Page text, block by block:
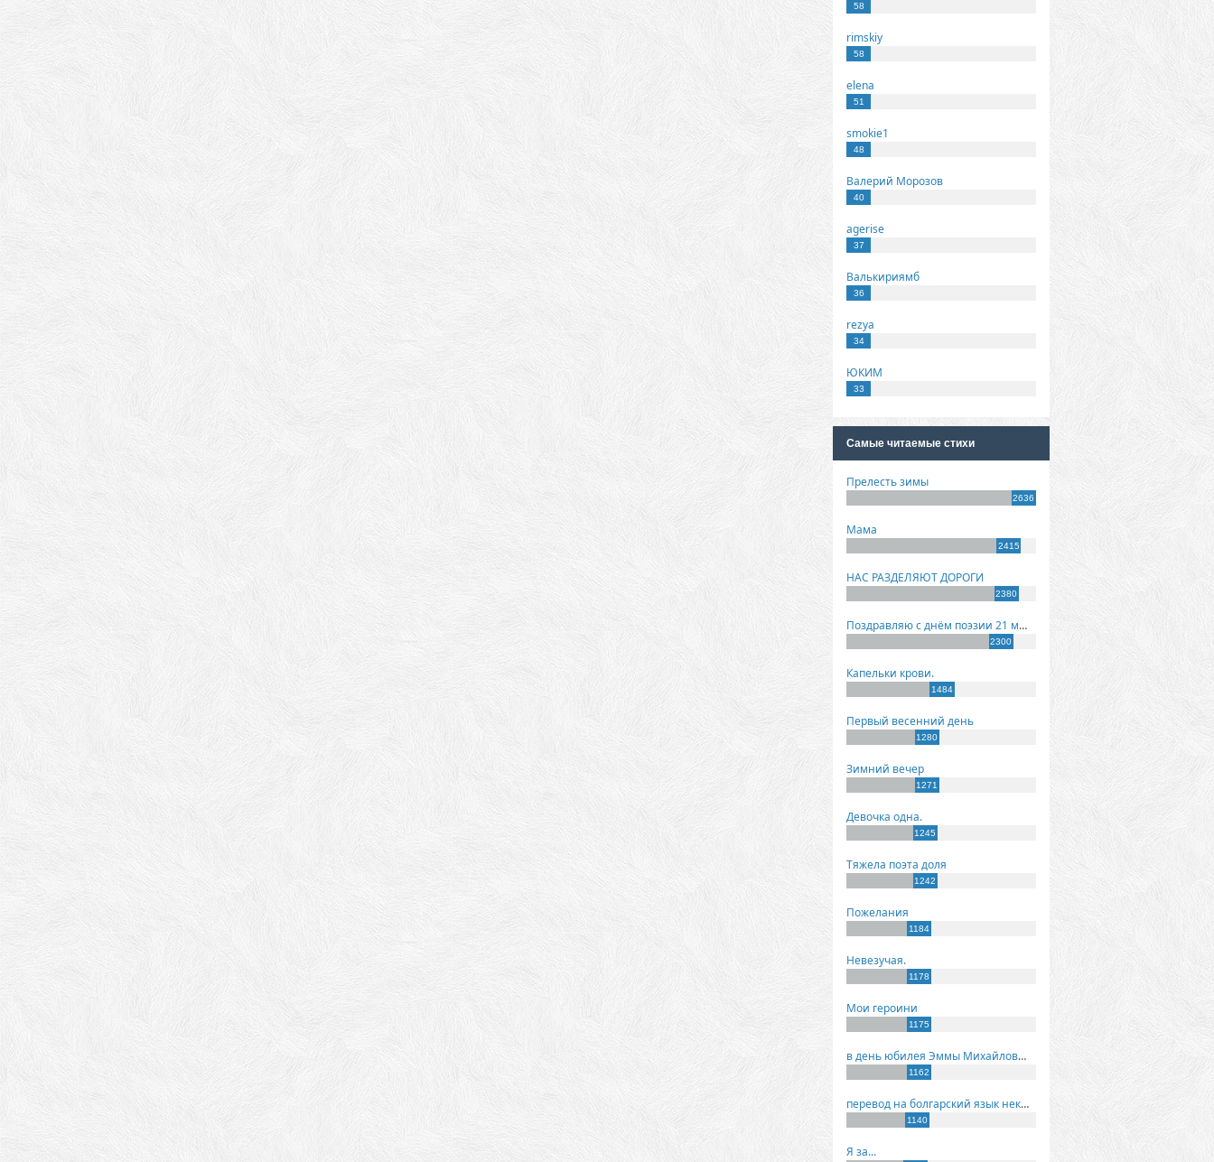
58
rimskiy
58
elena
51
smokie1
48
Валерий Морозов
40
agerise
37
Валькириямб
36
rezya
34
ЮКИМ
33
Самые читаемые стихи
Прелесть зимы
2636
Мама
2415
НАС РАЗДЕЛЯЮТ ДОРОГИ
2380
Поздравляю с днём поэзии 21 марта!
2300
Капельки крови.
1484
Первый весенний день
1280
Зимний вечер
1271
Девочка одна.
1245
Тяжела поэта доля
1242
Пожелания
1184
Невезучая.
1178
Мои героини
1175
в день юбилея Эммы Михайловны Киселевой
1162
перевод на болгарский язык некоторых моих стихов
1140
Я за...